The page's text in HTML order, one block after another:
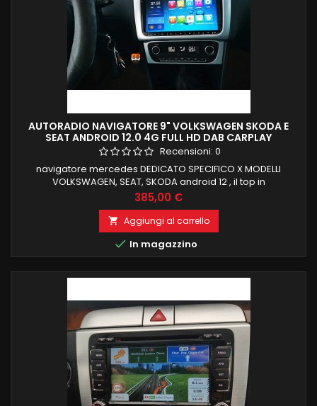
AUTORADIO NAVIGATORE 9" VOLKSWAGEN SKODA E
SEAT ANDROID 12.0 4G FULL HD DAB CARPLAY
Recensioni: 0
navigatore mercedes DEDICATO SPECIFICO X MODELLI
VOLKSWAGEN, SEAT, SKODA android 12 , il top in
commercio 4 GB RAM 64 GB ROM CARPLAY INTEGRATO e
android auto recupero completo funzioni di bordo FUNZIONE
MIRRORLINK COMPATIBILE MODULO DAB+WIFI
INTEGRATO BLUETOOTH INTEGRATO ingresso camera e aux
Prezzo
385,00 €
 Aggiungi al carrello
 In magazzino